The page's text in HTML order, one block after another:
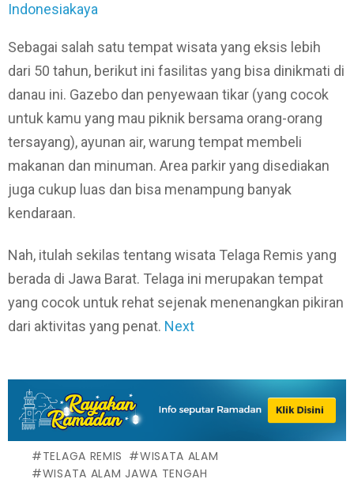
Indonesiakaya
Sebagai salah satu tempat wisata yang eksis lebih
dari 50 tahun, berikut ini fasilitas yang bisa dinikmati di
danau ini. Gazebo dan penyewaan tikar (yang cocok
untuk kamu yang mau piknik bersama orang-orang
tersayang), ayunan air, warung tempat membeli
makanan dan minuman. Area parkir yang disediakan
juga cukup luas dan bisa menampung banyak
kendaraan.
Nah, itulah sekilas tentang wisata Telaga Remis yang
berada di Jawa Barat. Telaga ini merupakan tempat
yang cocok untuk rehat sejenak menenangkan pikiran
dari aktivitas yang penat. Next
TELAGA REMIS
WISATA ALAM
WISATA ALAM JAWA TENGAH